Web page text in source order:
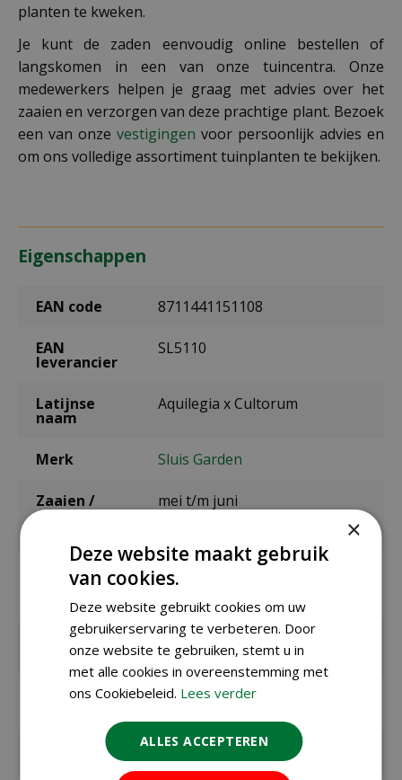
planten te kweken.
Je kunt de zaden eenvoudig online bestellen of
langskomen in een van onze tuincentra. Onze
medewerkers helpen je graag met advies over het
zaaien en verzorgen van deze prachtige plant. Bezoek
een van onze vestigingen voor persoonlijk advies en
om ons volledige assortiment tuinplanten te bekijken.
Eigenschappen
EAN code 8711441151108
EAN
leverancier
SL5110
Latijnse
naam
Aquilegia x Cultorum
Merk Sluis Garden
Zaaien /
planten
mei t/m juni
Zaaien /
planten onder
glas / binnen
maart t/m april
Bloeitijd /
oogsttijd
juni t/m augustus
Max. hoogte 70 cm
Standplaats zon
×
Deze website maakt gebruik
van cookies.
Deze website gebruikt cookies om uw
gebruikerservaring te verbeteren. Door
onze website te gebruiken, stemt u in
met alle cookies in overeenstemming met
ons Cookiebeleid. Lees verder
ALLES ACCEPTEREN